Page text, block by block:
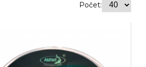
Počet: